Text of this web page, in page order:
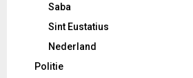
Saba
Sint Eustatius
Nederland
Politie